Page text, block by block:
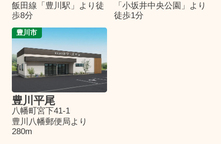
飯田線「豊川駅」より徒
歩8分
「小坂井中央公園」より
徒歩1分
豊川市
豊川平尾
八幡町宮下41-1
豊川八幡郵便局より
280m